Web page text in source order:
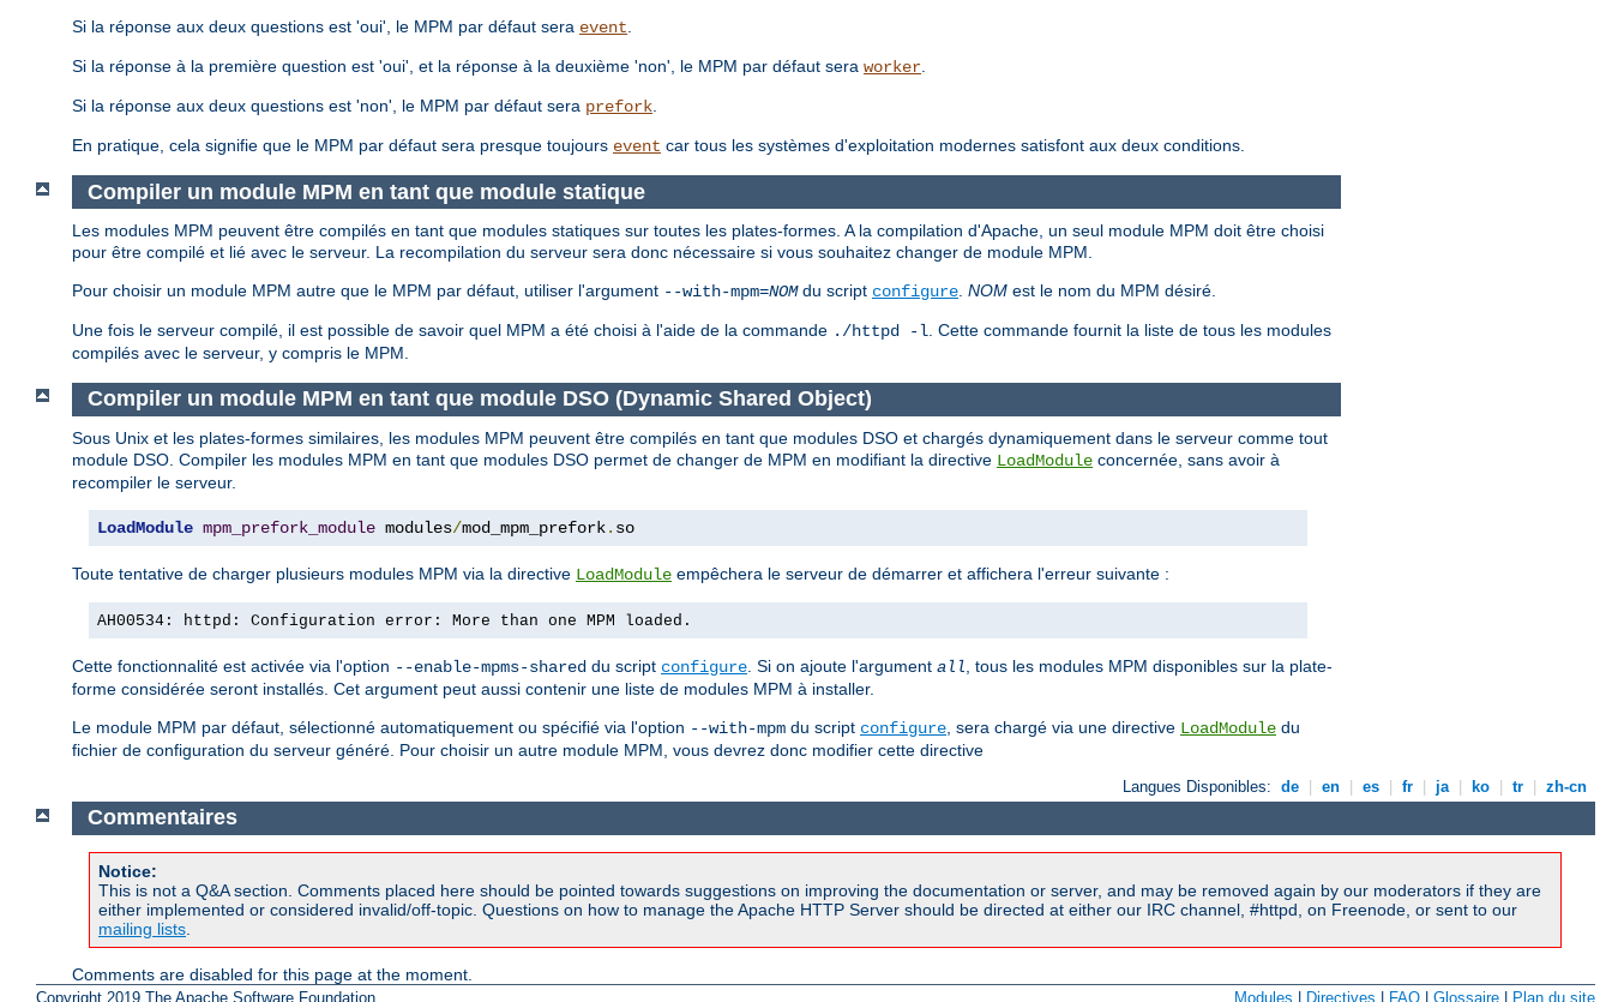
Si la réponse aux deux questions est 'oui', le MPM par défaut sera event
Si la réponse à la première question est 'oui', et la réponse à la deuxième 'non', le MPM par défaut sera worker
Si la réponse aux deux questions est 'non', le MPM par défaut sera prefork
En pratique, cela signifie que le MPM par défaut sera presque toujours event car tous les systèmes d'exploitation modernes satisfont aux deux conditions.
Compiler un module MPM en tant que module statique
Les modules MPM peuvent être compilés en tant que modules statiques sur toutes les plates-formes. A la compilation d'Apache, un seul module MPM doit être choisi
pour être compilé et lié avec le serveur. La recompilation du serveur sera donc nécessaire si vous souhaitez changer de module MPM.
Pour choisir un module MPM autre que le MPM par défaut, utiliser l'argument --with-mpm=NOMdu script configure. NOM est le nom du MPM désiré.
Une fois le serveur compilé, il est possible de savoir quel MPM a été choisi à l'aide de la commande ./httpd -l. Cette commande fournit la liste de tous les modules
compilés avec le serveur, y compris le MPM.
Compiler un module MPM en tant que module DSO (Dynamic Shared Object)
Sous Unix et les plates-formes similaires, les modules MPM peuvent être compilés en tant que modules DSO et chargés dynamiquement dans le serveur comme tout
module DSO. Compiler les modules MPM en tant que modules DSO permet de changer de MPM en modifiant la directive LoadModule concernée, sans avoir à
recompiler le serveur.
LoadModule mpm_prefork_module modules/mod_mpm_prefork. so
Toute tentative de charger plusieurs modules MPM via la directive LoadModule empêchera le serveur de démarrer et affichera l'erreur suivante :
AH00534: httpd: Configuration error: More than one MPM loaded.
Cette fonctionnalité est activée via l'option --enable-mpms-shared du script configure . Si on ajoute l'argument all , tous les modules MPM disponibles sur la plate-
forme considérée seront installés. Cet argument peut aussi contenir une liste de modules MPM à installer.
Le module MPM par défaut, sélectionné automatiquement ou spécifié via l'option --with-mpm du script configure , sera chargé via une directive LoadModule du
fichier de configuration du serveur généré. Pour choisir un autre module MPM, vous devrez donc modifier cette directive
Langues Disponibles: de en es fr ja ko tr zh-cn
Commentaires
Notice:
This is not a Q&A section. Comments placed here should be pointed towards suggestions on improving the documentation or server, and may be removed again by our moderators if they are
either implemented or considered invalid/off-topic. Questions on how to manage the Apache HTTP Server should be directed at either our IRC channel, #httpd, on Freenode, or sent to our
mailing lists
Comments are disabled for this page at the moment.
Copyright 2019 The Apache Software Foundation. Modules | Directives | FAQ | Glossaire | Plan du site